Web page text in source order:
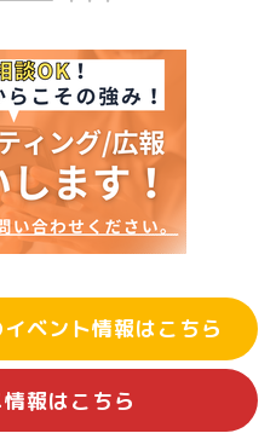
ベント情報はこちら
報はこちら